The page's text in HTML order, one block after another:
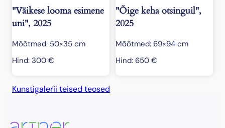
"Väikese looma esimene
uni", 2025
Mõõtmed: 50×35 cm
Hind: 300 €
"Õige keha otsinguil",
2025
Mõõtmed: 69×94 cm
Hind: 650 €
Kunstigalerii teised teosed